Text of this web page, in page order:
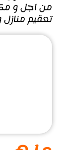
من اجل و
تعقيم